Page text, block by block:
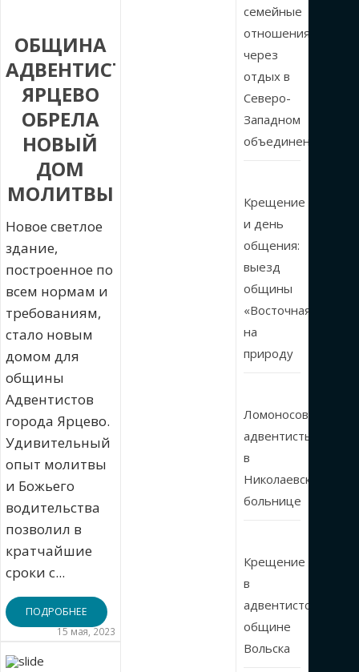
ОБЩИНА
АДВЕНТИСТОВ
ЯРЦЕВО
ОБРЕЛА
НОВЫЙ
ДОМ
МОЛИТВЫ
Новое светлое
здание,
построенное по
всем нормам и
требованиям,
стало новым
домом для
общины
Адвентистов
города Ярцево.
Удивительный
опыт молитвы
и Божьего
водительства
позволил в
кратчайшие
сроки с...
ПОДРОБНЕЕ
15 мая, 2023
семейные
отношения
через
отдых в
Северо-
Западном
объединении
Крещение
и день
общения:
выезд
общины
«Восточная»
на
природу
Ломоносовские
адвентисты
в
Николаевской
больнице
Крещение
в
адвентистской
общине
Вольска